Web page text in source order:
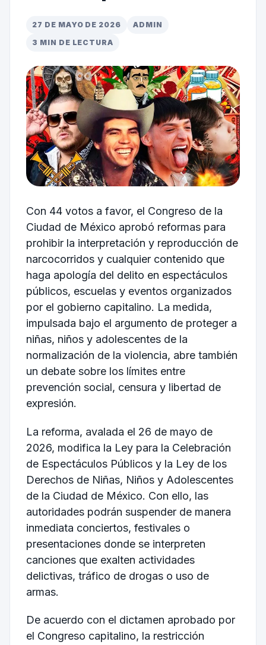
27 DE MAYO DE 2026
ADMIN
3 MIN DE LECTURA
Con 44 votos a favor, el Congreso de la
Ciudad de México aprobó reformas para
prohibir la interpretación y reproducción de
narcocorridos y cualquier contenido que
haga apología del delito en espectáculos
públicos, escuelas y eventos organizados
por el gobierno capitalino. La medida,
impulsada bajo el argumento de proteger a
niñas, niños y adolescentes de la
normalización de la violencia, abre también
un debate sobre los límites entre
prevención social, censura y libertad de
expresión.
La reforma, avalada el 26 de mayo de
2026, modifica la Ley para la Celebración
de Espectáculos Públicos y la Ley de los
Derechos de Niñas, Niños y Adolescentes
de la Ciudad de México. Con ello, las
autoridades podrán suspender de manera
inmediata conciertos, festivales o
presentaciones donde se interpreten
canciones que exalten actividades
delictivas, tráfico de drogas o uso de
armas.
De acuerdo con el dictamen aprobado por
el Congreso capitalino, la restricción